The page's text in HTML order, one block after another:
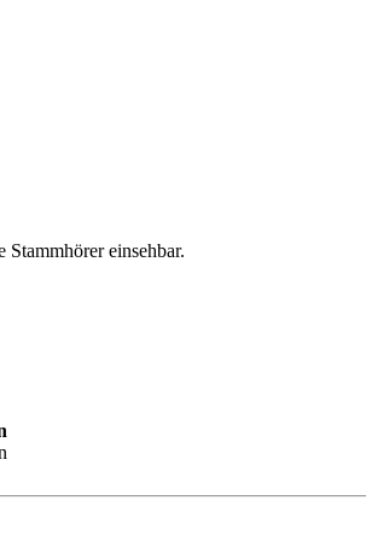
einsehbar.